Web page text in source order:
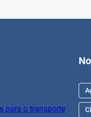
para o transporte